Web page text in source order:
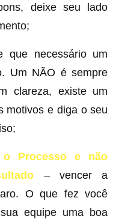
deixe seu lado
necessário um
Um NÃO é sempre
clareza, existe um
motivos e diga o seu
o Processo e não
– vencer a
O que fez você
equipe uma boa